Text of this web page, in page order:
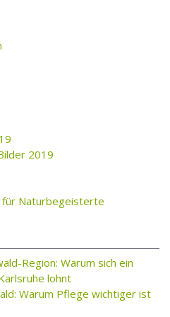
2019
für Naturbegeisterte
Region: Warum sich ein
lohnt
Warum Pflege wichtiger ist